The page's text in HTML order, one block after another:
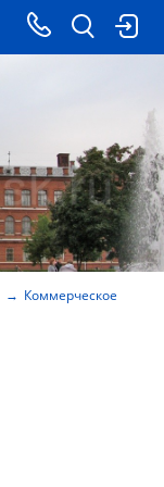
Коммерческое